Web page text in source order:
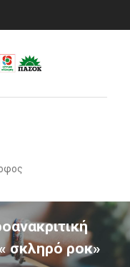
σκληρό ροκ»